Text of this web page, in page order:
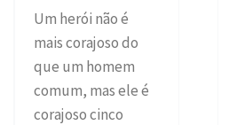
Um herói não é
mais corajoso do
que um homem
comum, mas ele é
corajoso cinco